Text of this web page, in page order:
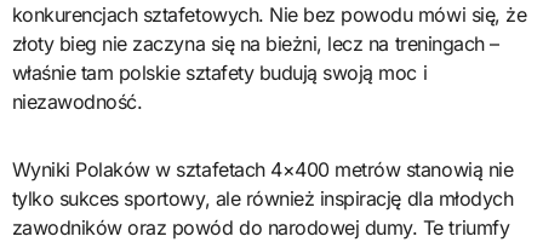
konkurencjach sztafetowych. Nie bez powodu mówi się, że
złoty bieg nie zaczyna się na bieżni, lecz na treningach –
właśnie tam polskie sztafety budują swoją moc i
niezawodność.
Wyniki Polaków w sztafetach 4×400 metrów stanowią nie
tylko sukces sportowy, ale również inspirację dla młodych
zawodników oraz powód do narodowej dumy. Te triumfy